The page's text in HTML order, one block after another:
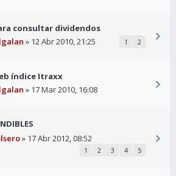
consultar dividendos
» 12 Abr 2010, 21:25 1 2
índice Itraxx
» 17 Mar 2010, 16:08
» 17 Abr 2012, 08:52
1 2 3 4 5